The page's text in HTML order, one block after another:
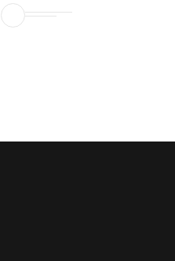
(le courant peut être